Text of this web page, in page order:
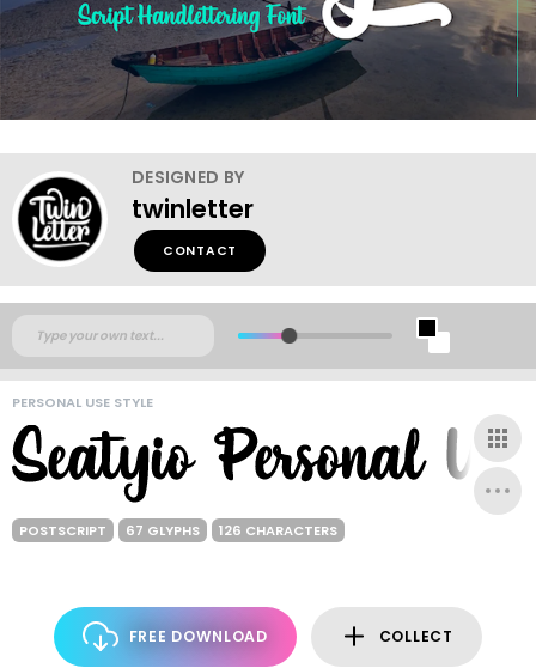
DESIGNED BY
twinletter
CONTACT
PERSONAL USE STYLE
POSTSCRIPT 67 GLYPHS 126 CHARACTERS
FREE DOWNLOAD COLLECT